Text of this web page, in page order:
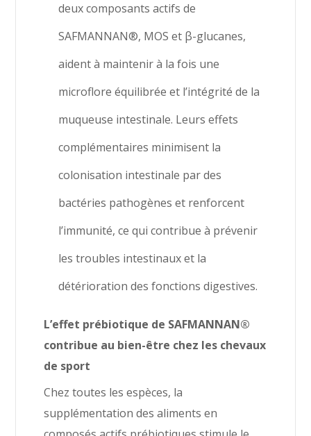
deux composants actifs de
SAFMANNAN®, MOS et β-glucanes,
aident à maintenir à la fois une
microflore équilibrée et l’intégrité de la
muqueuse intestinale. Leurs effets
complémentaires minimisent la
colonisation intestinale par des
bactéries pathogènes et renforcent
l’immunité, ce qui contribue à prévenir
les troubles intestinaux et la
détérioration des fonctions digestives.
L’effet prébiotique de SAFMANNAN®
contribue au bien-être chez les chevaux
de sport
Chez toutes les espèces, la
supplémentation des aliments en